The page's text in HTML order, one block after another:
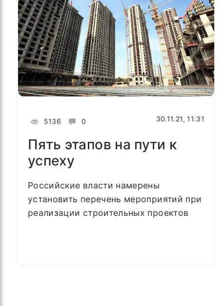
5136 0 30.11.21, 11:31
Пять этапов на пути к
успеху
Российские власти намерены
установить перечень мероприятий при
реализации строительных проектов